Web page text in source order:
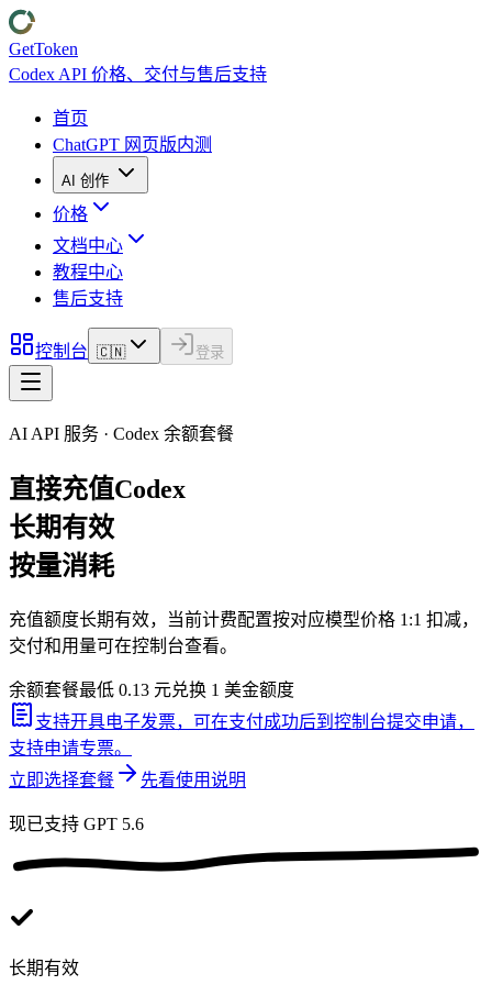
GetToken
Codex API 价格、交付与售后支持
首页
ChatGPT 网页版内测
AI 创作
价格
文档中心
教程中心
售后支持
控制台 🇨🇳 登录
AI API 服务 · Codex 余额套餐
直接充值Codex
长期有效
按量消耗
充值额度长期有效，当前计费配置按对应模型价格 1:1 扣减，
交付和用量可在控制台查看。
余额套餐最低 0.13 元兑换 1 美金额度
支持开具电子发票，可在支付成功后到控制台提交申请，
支持申请专票。
立即选择套餐
先看使用说明
现已支持 GPT 5.6
长期有效